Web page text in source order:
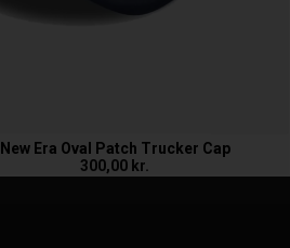
New Era Oval Patch Trucker Cap
300,00 kr.